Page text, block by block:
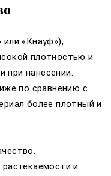
«Кнауф»),
плотностью и
нанесении.
по сравнению с
более плотный и
и